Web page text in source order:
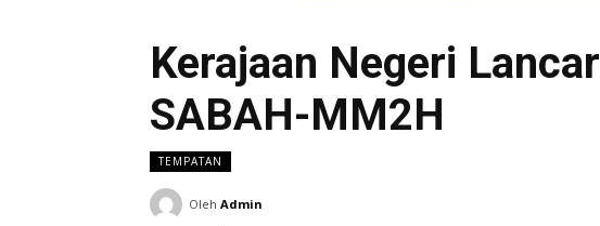
Kerajaan Negeri
SABAH-MM2H
TEMPATAN
Oleh Admin